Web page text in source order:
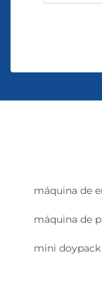
máquina de
máquina de
mini